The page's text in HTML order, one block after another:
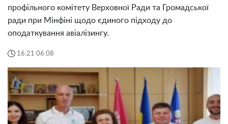
профільного комітету Верховної Ради та Громадської
ради при Мінфіні щодо єдиного підходу до
оподаткування авіалізингу.
16:21 06.08